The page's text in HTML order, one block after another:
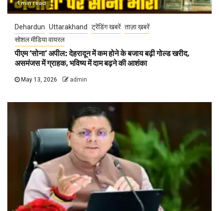
1 min read
Dehardun Uttarakhand ट्रेंडिंग खबरें ताज़ा ख़बरें
सोशल मीडिया वायरल
पीएम ‘सोना’ अपील: देहरादून में कम होने के बजाय बढ़ी गोल्ड खरीद,
असमंजस में ग्राहक, भविष्य में दाम बढ़ने की आशंका
May 13, 2026 admin